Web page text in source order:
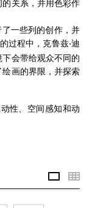
关系，并用色彩作
的框架。
列的创作，并
过程中，克鲁兹·迪
会带给观众不同的
画的界限，并探索
性、空间感知和动